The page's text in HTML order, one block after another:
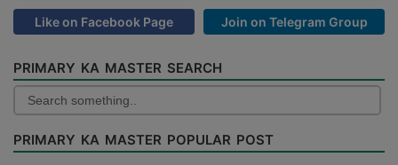
Like on Facebook Page Join on Telegram Group
PRIMARY KA MASTER SEARCH
PRIMARY KA MASTER POPULAR POST